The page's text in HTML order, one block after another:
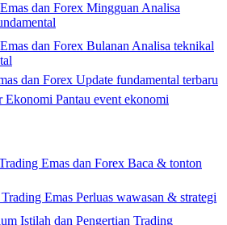
dan Forex Mingguan Analisa
dan Forex Bulanan Analisa teknikal
dan Forex Update fundamental terbaru
Ekonomi Pantau event ekonomi
Emas dan Forex Baca & tonton
Emas Perluas wawasan & strategi
Istilah dan Pengertian Trading